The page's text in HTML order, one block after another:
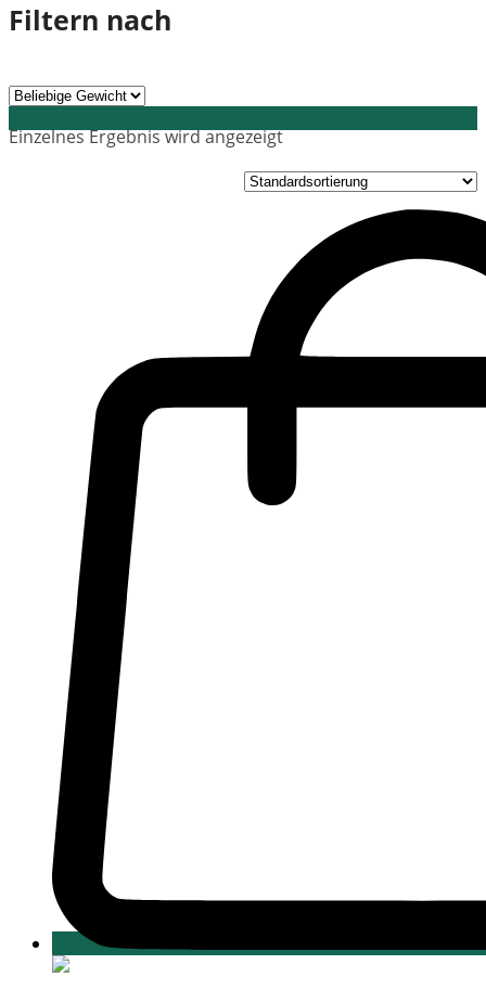
Filtern nach
Einzelnes Ergebnis wird angezeigt